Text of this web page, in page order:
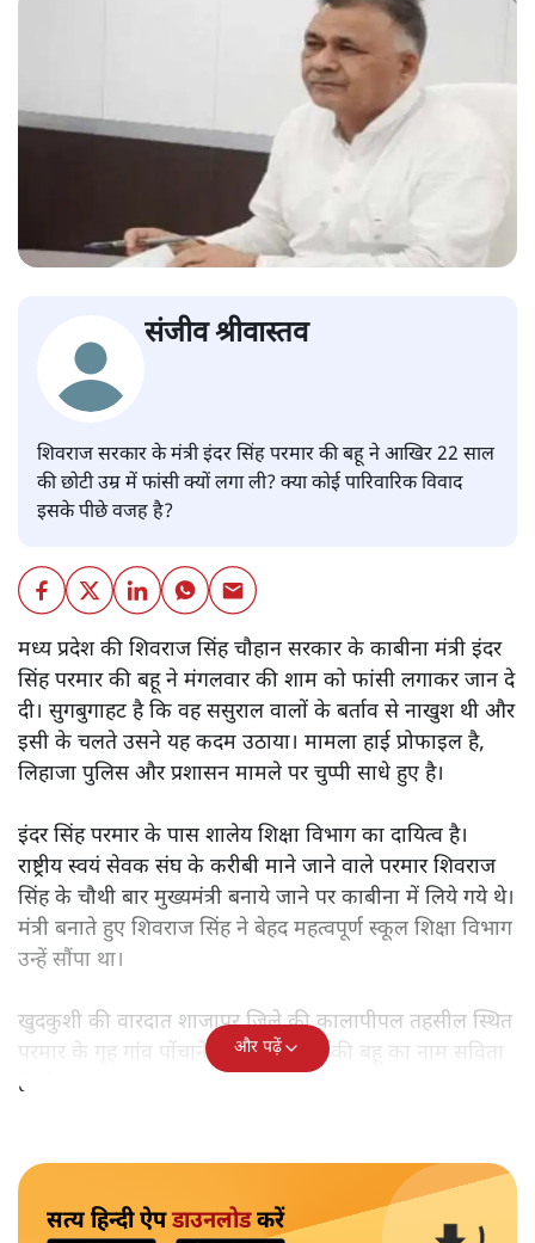
संजीव श्रीवास्तव
शिवराज सरकार के मंत्री इंदर सिंह परमार की बहू ने आखिर 22 साल
की छोटी उम्र में फांसी क्यों लगा ली? क्या कोई पारिवारिक विवाद
इसके पीछे वजह है?
मध्य प्रदेश की शिवराज सिंह चौहान सरकार के काबीना मंत्री इंदर
सिंह परमार की बहू ने मंगलवार की शाम को फांसी लगाकर जान दे
दी। सुगबुगाहट है कि वह ससुराल वालों के बर्ताव से नाखुश थी और
इसी के चलते उसने यह कदम उठाया। मामला हाई प्रोफाइल है,
लिहाजा पुलिस और प्रशासन मामले पर चुप्पी साधे हुए है।
इंदर सिंह परमार के पास शालेय शिक्षा विभाग का दायित्व है।
राष्ट्रीय स्वयं सेवक संघ के करीबी माने जाने वाले परमार शिवराज
सिंह के चौथी बार मुख्यमंत्री बनाये जाने पर काबीना में लिये गये थे।
मंत्री बनाते हुए शिवराज सिंह ने बेहद महत्वपूर्ण स्कूल शिक्षा विभाग
उन्हें सौंपा था।
खुदकुशी की वारदात शाजापुर जिले की कालापीपल तहसील स्थित
परमार के गृह गांव पोंचानेर में हुई। परमार की बहू का नाम सविता
है और वह महज 22 साल की थी।
और पढ़ें
सत्य हिन्दी ऐपडाउनलोडकरें